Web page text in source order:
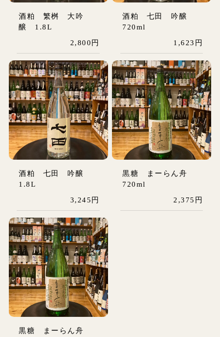
酒粕 繁桝 大吟
醸 1.8L
2,800円
酒粕 七田 吟醸
720ml
1,623円
酒粕 七田 吟醸
1.8L
3,245円
黒糖 まーらん舟
720ml
2,375円
黒糖 まーらん舟